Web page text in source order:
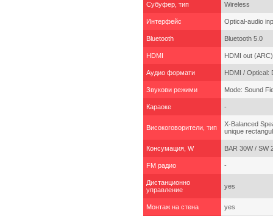
Субуфер, тип Wireless
Интерфейс Optical-audio
Bluetooth Bluetooth 5.0
HDMI HDMI out (ARC)
Аудио формати HDMI / Optical:
Звукови режими Mode: Sound
Караоке -
Високоговорители, тип
X-Balanced
unique
Консумация, W BAR 30W / SW
FM радио -
Дистанционно
управление
yes
Монтаж на стена yes